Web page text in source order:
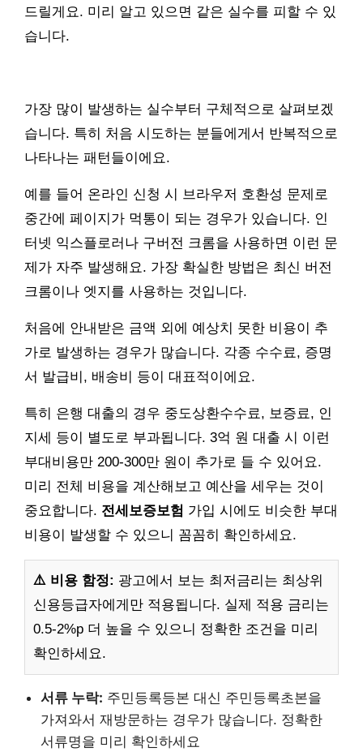
드릴게요. 미리 알고 있으면 같은 실수를 피할 수 있
습니다.
가장 많이 발생하는 실수부터 구체적으로 살펴보겠
습니다. 특히 처음 시도하는 분들에게서 반복적으로
나타나는 패턴들이에요.
예를 들어 온라인 신청 시 브라우저 호환성 문제로
중간에 페이지가 먹통이 되는 경우가 있습니다. 인
터넷 익스플로러나 구버전 크롬을 사용하면 이런 문
제가 자주 발생해요. 가장 확실한 방법은 최신 버전
크롬이나 엣지를 사용하는 것입니다.
처음에 안내받은 금액 외에 예상치 못한 비용이 추
가로 발생하는 경우가 많습니다. 각종 수수료, 증명
서 발급비, 배송비 등이 대표적이에요.
특히 은행 대출의 경우 중도상환수수료, 보증료, 인
지세 등이 별도로 부과됩니다. 3억 원 대출 시 이런
부대비용만 200-300만 원이 추가로 들 수 있어요.
미리 전체 비용을 계산해보고 예산을 세우는 것이
중요합니다. 전세보증보험 가입 시에도 비슷한 부대
비용이 발생할 수 있으니 꼼꼼히 확인하세요.
⚠️ 비용 함정: 광고에서 보는 최저금리는 최상위
신용등급자에게만 적용됩니다. 실제 적용 금리는
0.5-2%p 더 높을 수 있으니 정확한 조건을 미리
확인하세요.
서류 누락: 주민등록등본 대신 주민등록초본을
가져와서 재방문하는 경우가 많습니다. 정확한
서류명을 미리 확인하세요